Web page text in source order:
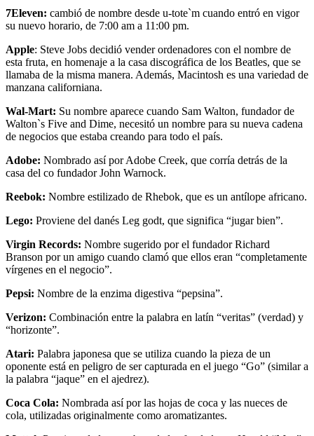
7Eleven: cambió de nombre desde u-tote`m cuando entró en vigor
su nuevo horario, de 7:00 am a 11:00 pm.
Apple: Steve Jobs decidió vender ordenadores con el nombre de
esta fruta, en homenaje a la casa discográfica de los Beatles, que se
llamaba de la misma manera. Además, Macintosh es una variedad de
manzana californiana.
Wal-Mart: Su nombre aparece cuando Sam Walton, fundador de
Walton`s Five and Dime, necesitó un nombre para su nueva cadena
de negocios que estaba creando para todo el país.
Adobe: Nombrado así por Adobe Creek, que corría detrás de la
casa del co fundador John Warnock.
Reebok: Nombre estilizado de Rhebok, que es un antílope africano.
Lego: Proviene del danés Leg godt, que significa “jugar bien”.
Virgin Records: Nombre sugerido por el fundador Richard
Branson por un amigo cuando clamó que ellos eran “completamente
vírgenes en el negocio”.
Pepsi: Nombre de la enzima digestiva “pepsina”.
Verizon: Combinación entre la palabra en latín “veritas” (verdad) y
“horizonte”.
Atari: Palabra japonesa que se utiliza cuando la pieza de un
oponente está en peligro de ser capturada en el juego “Go” (similar a
la palabra “jaque” en el ajedrez).
Coca Cola: Nombrada así por las hojas de coca y las nueces de
cola, utilizadas originalmente como aromatizantes.